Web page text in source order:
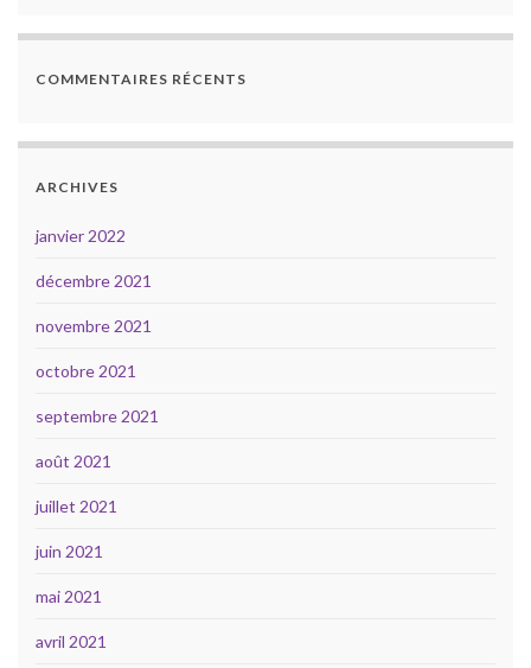
COMMENTAIRES RÉCENTS
ARCHIVES
janvier 2022
décembre 2021
novembre 2021
octobre 2021
septembre 2021
août 2021
juillet 2021
juin 2021
mai 2021
avril 2021